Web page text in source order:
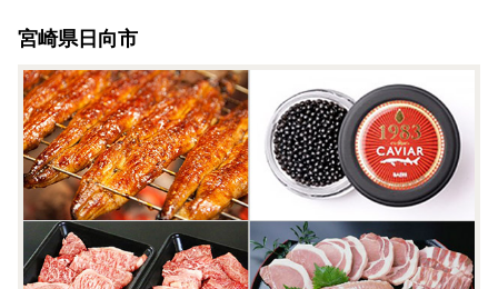
宮崎県日向市